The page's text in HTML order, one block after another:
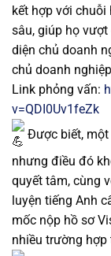
kết hợp với chuỗi
sâu, giúp họ
diện chủ doanh
chủ doanh
Link phỏng vấn:
v=QDI0Uv1feZk
Được biết,
nhưng điều đó
quyết tâm, cùng
luyện tiếng Anh
mốc nộp hồ sơ
nhiều trường